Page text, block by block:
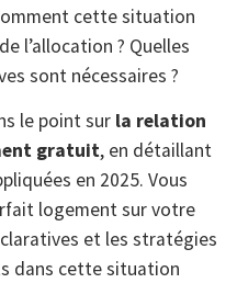
cette situation
l’allocation ? Quelles
sont nécessaires ?
le point sur la relation
gratuit, en détaillant
en 2025. Vous
logement sur votre
et les stratégies
dans cette situation